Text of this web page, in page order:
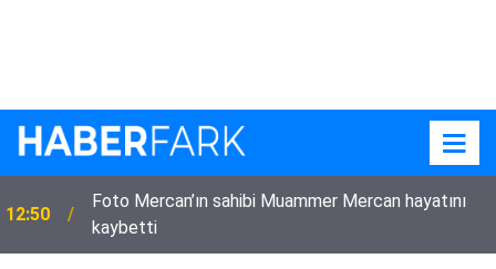
12:50
Foto Mercan’ın sahibi Muammer Mercan hayatını
kaybetti